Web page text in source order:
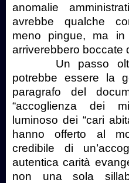
anomalie
avrebbe qualche
meno pingue, ma in
arriverebbero boccate
Un passo
potrebbe essere la
paragrafo del
“accoglienza dei
luminoso dei “cari
hanno offerto al
credibile di
autentica carità
non una sola